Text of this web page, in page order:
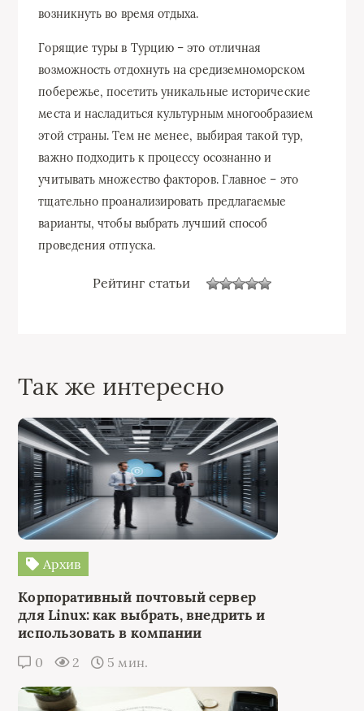
возникнуть во время отдыха.
Горящие туры в Турцию – это отличная
возможность отдохнуть на средиземноморском
побережье, посетить уникальные исторические
места и насладиться культурным многообразием
этой страны. Тем не менее, выбирая такой тур,
важно подходить к процессу осознанно и
учитывать множество факторов. Главное – это
тщательно проанализировать предлагаемые
варианты, чтобы выбрать лучший способ
проведения отпуска.
Рейтинг статьи
Так же интересно
Архив
Корпоративный почтовый сервер
для Linux: как выбрать, внедрить и
использовать в компании
0 2 5 мин.